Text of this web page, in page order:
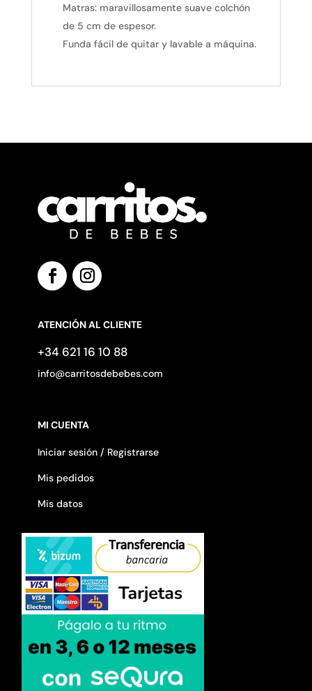
Matras: maravillosamente suave colchón
de 5 cm de espesor.
Funda fácil de quitar y lavable a máquina.
ATENCIÓN AL CLIENTE
+34 621 16 10 88
info@carritosdebebes.com
MI CUENTA
Iniciar sesión / Registrarse
Mis pedidos
Mis datos